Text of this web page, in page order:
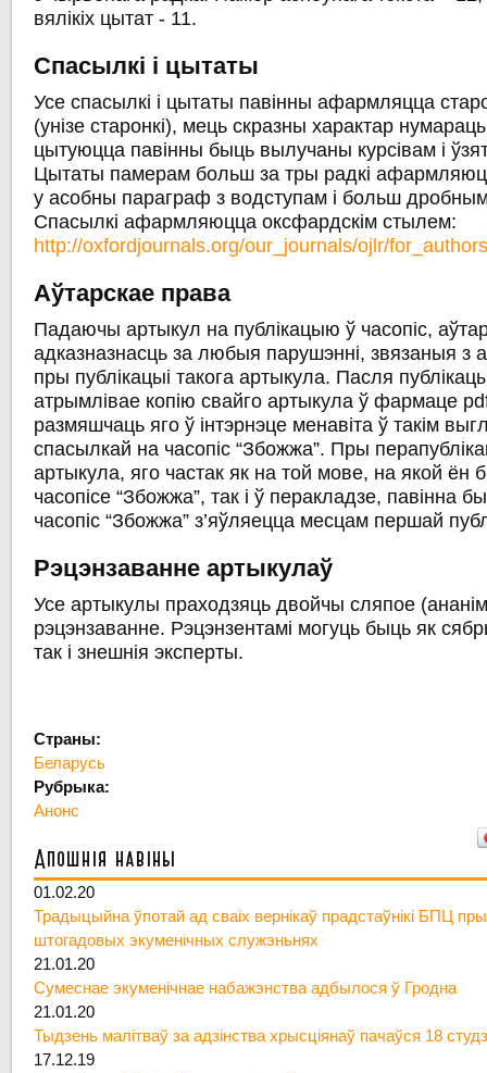
вялікіх цытат - 11.
Спасылкі і цытаты
Усе спасылкі і цытаты павінны афармляцца
(унізе старонкі), мець скразны характар
цытуюцца павінны быць вылучаны курсівам і
Цытаты памерам больш за тры радкі
у асобны параграф з водступам і больш
Спасылкі афармляюцца оксфардскім стылем:
http://oxfordjournals.org/our_journals/ojlr/
Аўтарскае права
Падаючы артыкул на публікацыю ў часопіс,
адказназнасць за любыя парушэнні, звязаныя з
пры публікацыі такога артыкула. Пасля
атрымлівае копію свайго артыкула ў фармаце
размяшчаць яго ў інтэрнэце менавіта ў такім
спасылкай на часопіс “Збожжа”. Пры
артыкула, яго частак як на той мове, на якой ён
часопісе “Збожжа”, так і ў перакладзе, павінна
часопіс “Збожжа” з’яўляецца месцам першай
Рэцэнзаванне артыкулаў
Усе артыкулы праходзяць двойчы сляпое
рэцэнзаванне. Рэцэнзентамі могуць быць як
так і знешнія эксперты.
Страны:
Беларусь
Рубрыка:
Анонс
Апошнія навіны
01.02.20
Традыцыйна ўпотай ад сваіх вернікаў прадстаўнікі БПЦ
штогадовых экуменічных служэньнях
21.01.20
Сумеснае экуменічнае набажэнства адбылося ў Гродна
21.01.20
Тыдзень малітваў за адзінства хрысціянаў пачаўся 18
17.12.19